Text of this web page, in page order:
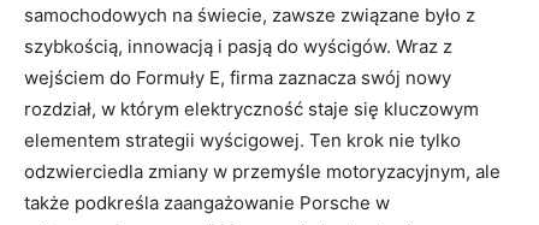
samochodowych na świecie, zawsze związane było z
szybkością, innowacją i pasją do wyścigów. Wraz z
wejściem do Formuły E, firma zaznacza swój nowy
rozdział, w którym elektryczność staje się kluczowym
elementem strategii wyścigowej. Ten krok nie tylko
odzwierciedla zmiany w przemyśle motoryzacyjnym, ale
także podkreśla zaangażowanie Porsche w